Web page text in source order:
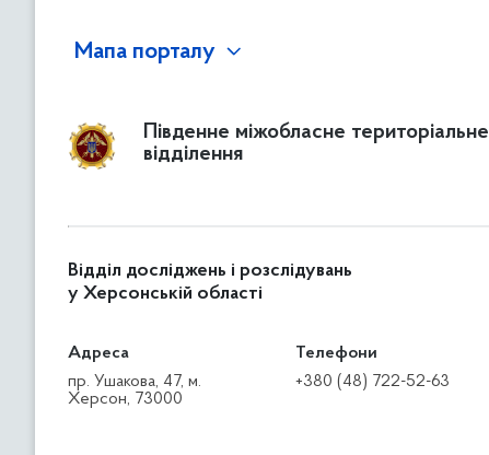
Мапа порталу
Південне міжобласне територіальне
відділення
Відділ досліджень і розслідувань
у Херсонській області
Адреса
пр. Ушакова, 47, м.
Херсон, 73000
Телефони
+380 (48) 722-52-63